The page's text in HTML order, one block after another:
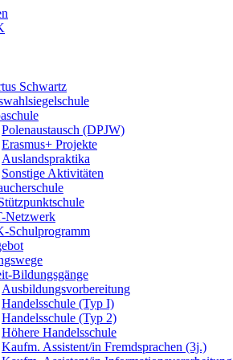
Schwartz
Polenaustausch (DPJW)
Erasmus+ Projekte
Auslandspraktika
Sonstige Aktivitäten
Netzwerk
Schulprogramm
Bildungsgänge
Ausbildungsvorbereitung
Handelsschule (Typ I)
Handelsschule (Typ 2)
Höhere Handelsschule
Kaufm. Assistent/in­ Fremdsprachen (3j.)